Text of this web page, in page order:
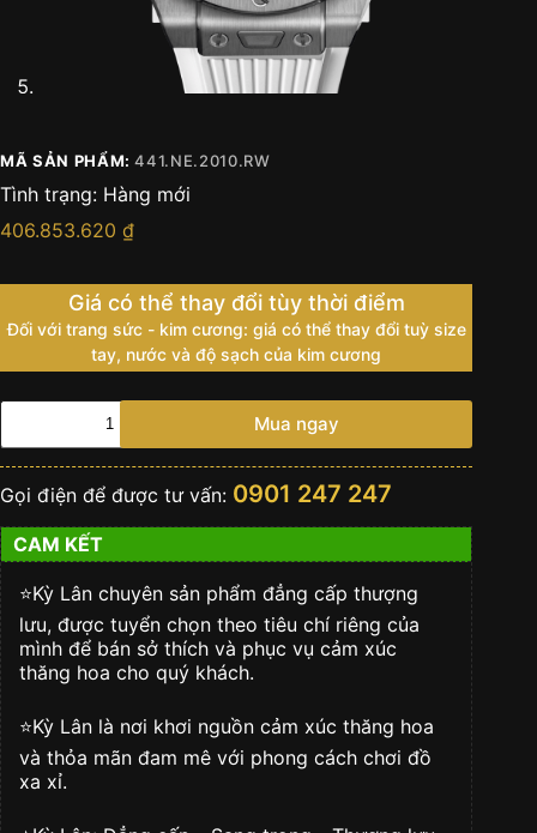
MÃ SẢN PHẨM:441.NE.2010.RW
Tình trạng: Hàng mới
406.853.620 ₫
Giá có thể thay đổi tùy thời điểm
Đối với trang sức - kim cương: giá có thể thay đổi tuỳ size
tay, nước và độ sạch của kim cương
HUBLOT
BANG
TITANIUM
WHITE
số
lượng
Mua ngay
Gọi điện để được tư vấn: 0901 247 247
CAM KẾT
⭐️Kỳ Lân chuyên sản phẩm đẳng cấp thượng
lưu, được tuyển chọn theo tiêu chí riêng của
mình để bán sở thích và phục vụ cảm xúc
thăng hoa cho quý khách.
⭐️Kỳ Lân là nơi khơi nguồn cảm xúc thăng hoa
và thỏa mãn đam mê với phong cách chơi đồ
xa xỉ.